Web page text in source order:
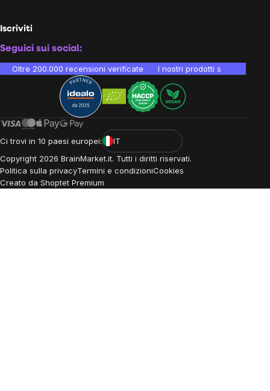
Iscriviti
Seguici sui social:
Oltre 200.000 recensioni verificate I nostri prodotti sono testati
Ci trovi in 10 paesi europei:
IT
Copyright 2026 BrainMarket.it. Tutti i diritti riservati.
Politica sulla privacyTermini e condizioniCookies
Creato da Shoptet Premium